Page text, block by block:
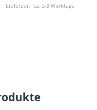
Lieferzeit: ca. 2-3 Werktage